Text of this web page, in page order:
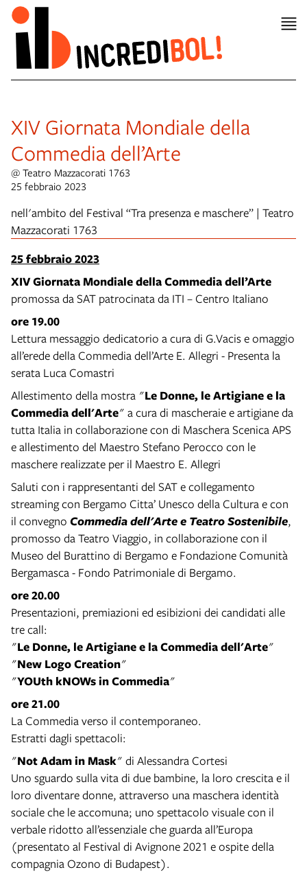
XIV Giornata Mondiale della
Commedia dell’Arte
@ Teatro Mazzacorati 1763
25 febbraio 2023
nell'ambito del Festival “Tra presenza e maschere” | Teatro
Mazzacorati 1763
25 febbraio 2023
XIV Giornata Mondiale della Commedia dell’Arte
promossa da SAT patrocinata da ITI – Centro Italiano
ore 19.00
Lettura messaggio dedicatorio a cura di G.Vacis e omaggio
all’erede della Commedia dell’Arte E. Allegri - Presenta la
serata Luca Comastri
Allestimento della mostra "Le Donne, le Artigiane e la
Commedia dell'Arte" a cura di mascheraie e artigiane da
tutta Italia in collaborazione con di Maschera Scenica APS
e allestimento del Maestro Stefano Perocco con le
maschere realizzate per il Maestro E. Allegri
Saluti con i rappresentanti del SAT e collegamento
streaming con Bergamo Citta’ Unesco della Cultura e con
il convegno Commedia dell'Arte e Teatro Sostenibile,
promosso da Teatro Viaggio, in collaborazione con il
Museo del Burattino di Bergamo e Fondazione Comunità
Bergamasca - Fondo Patrimoniale di Bergamo.
ore 20.00
Presentazioni, premiazioni ed esibizioni dei candidati alle
tre call:
"Le Donne, le Artigiane e la Commedia dell'Arte"
"New Logo Creation"
"YOUth kNOWs in Commedia"
ore 21.00
La Commedia verso il contemporaneo.
Estratti dagli spettacoli:
"Not Adam in Mask" di Alessandra Cortesi
Uno sguardo sulla vita di due bambine, la loro crescita e il
loro diventare donne, attraverso una maschera identità
sociale che le accomuna; uno spettacolo visuale con il
verbale ridotto all’essenziale che guarda all’Europa
(presentato al Festival di Avignone 2021 e ospite della
compagnia Ozono di Budapest).